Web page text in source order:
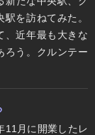
を訪ねてみた。
、近年最も大きな
ろう。クルンテー
11月に開業したレ